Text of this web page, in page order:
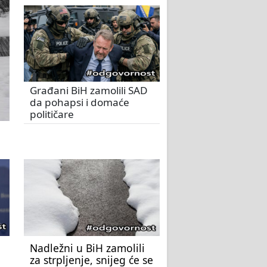
Građani BiH zamolili SAD
da pohapsi i domaće
političare
Nadležni u BiH zamolili
za strpljenje, snijeg će se